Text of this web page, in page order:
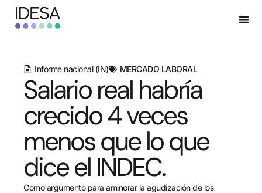
Informe nacional (IN) MERCADO LABORAL
Salario real habría
crecido 4 veces
menos que lo que
dice el INDEC.
Como argumento para aminorar la agudización de los